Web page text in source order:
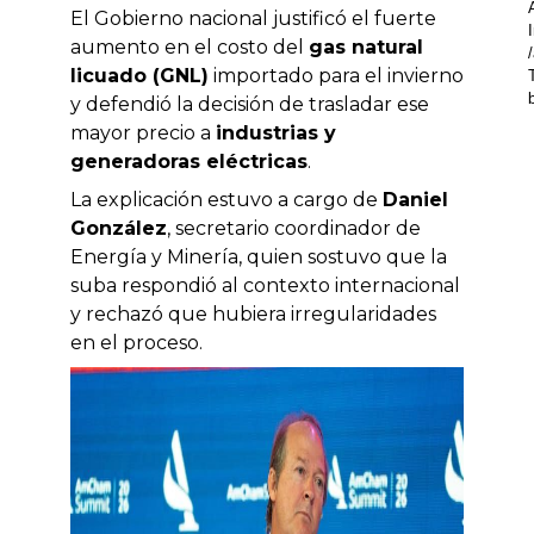
El Gobierno nacional justificó el fuerte
aumento en el costo del gas natural
licuado (GNL) importado para el invierno
y defendió la decisión de trasladar ese
mayor precio a industrias y
generadoras eléctricas.
La explicación estuvo a cargo de Daniel
González, secretario coordinador de
Energía y Minería, quien sostuvo que la
suba respondió al contexto internacional
y rechazó que hubiera irregularidades
en el proceso.